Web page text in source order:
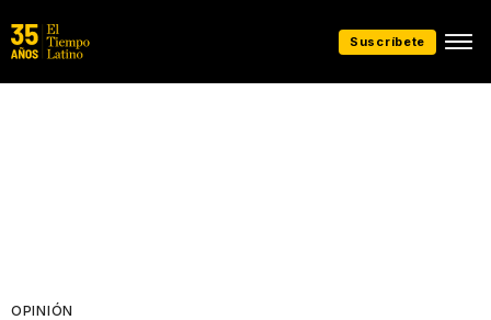
Suscríbete
OPINIÓN